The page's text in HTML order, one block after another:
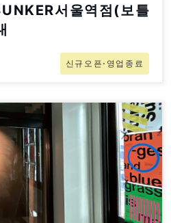
서울역점(보틀
신규오픈⋅영업종료